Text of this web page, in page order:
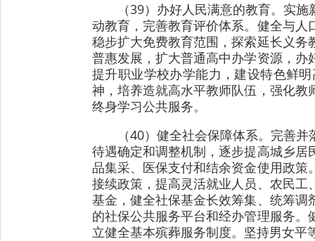
（39）办好人民满意的教育。实
动教育，完善教育评价体系。健全与
稳步扩大免费教育范围，探索延长义
普惠发展，扩大普通高中办学资源，
提升职业学校办学能力，建设特色鲜
神，培养造就高水平教师队伍，强化
终身学习公共服务。
（40）健全社会保障体系。完善
待遇确定和调整机制，逐步提高城乡
品集采、医保支付和结余资金使用政
接续政策，提高灵活就业人员、农民
基金，健全社保基金长效筹集、统筹
的社保公共服务平台和经办管理服务
立健全基本殡葬服务制度。坚持男女